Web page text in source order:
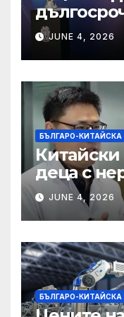
JUNE 4, 2026
БЪЛГАРО-
Китайски
деца с
изправят
JUNE 4, 2026
БЪЛГАРО-